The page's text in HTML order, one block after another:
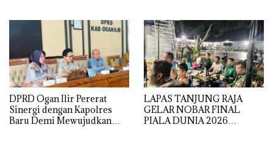
DPRD Ogan Ilir Pererat
Sinergi dengan Kapolres
Baru Demi Mewujudkan
LAPAS TANJUNG RAJA
GELAR NOBAR FINAL
PIALA DUNIA 2026